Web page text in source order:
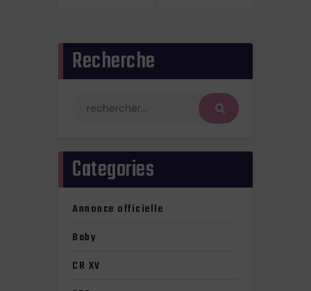
Recherche
Categories
Annonce officielle
Baby
CR XV